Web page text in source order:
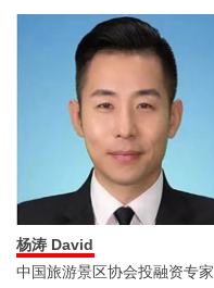
杨涛 David
中国旅游景区协会投融资专家